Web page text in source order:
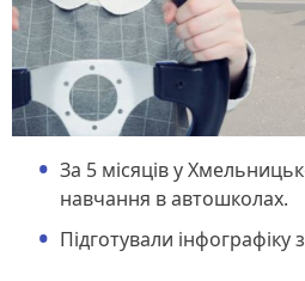
За 5 місяців у
навчання в автошколах.
Підготували